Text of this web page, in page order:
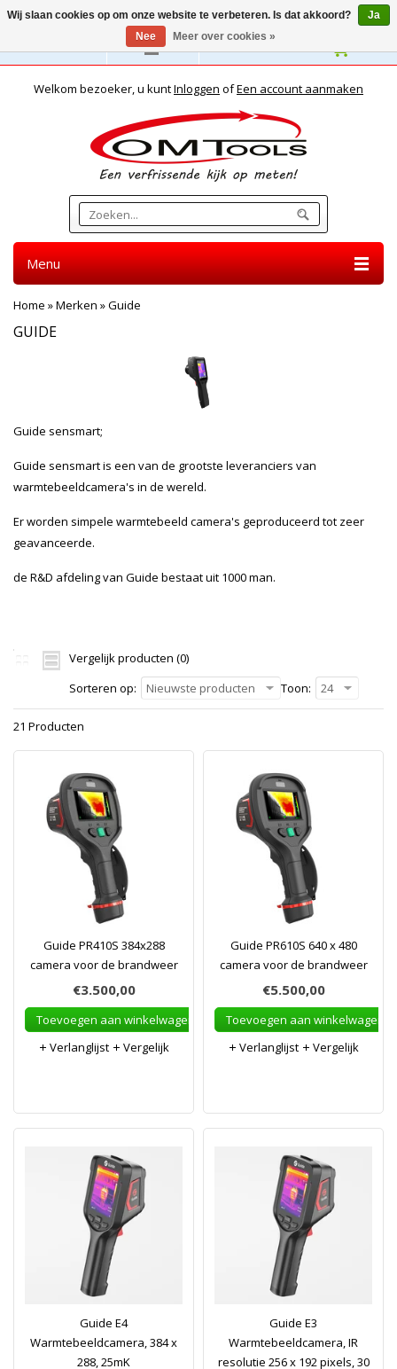
Nederlands
Welkom bezoeker, u kuntInloggen ofEen account aanmaken
Menu
Home »Merken »Guide
GUIDE
Guide sensmart;
Guide sensmart is een van de grootste leveranciers van
warmtebeeldcamera's in de wereld.
Er worden simpele warmtebeeld camera's geproduceerd tot zeer
geavanceerde.
de R&D afdeling van Guide bestaat uit 1000 man.
Vergelijk producten (0)
Sorteren op:
Nieuwste producten Toon: 24
21 Producten
Guide PR410S 384x288
camera voor de brandweer
€3.500,00
Toevoegen aan winkelwagen
Verlanglijst
Vergelijk
Guide PR610S 640 x 480
camera voor de brandweer
€5.500,00
Toevoegen aan winkelwagen
Verlanglijst
Vergelijk
Guide E4
Warmtebeeldcamera, 384 x
288, 25mK
Guide E3
Warmtebeeldcamera, IR
resolutie 256 x 192 pixels, 30
Wij slaan cookies op om onze website te verbeteren. Is dat akkoord?
Ja
Nee
Meer over cookies »